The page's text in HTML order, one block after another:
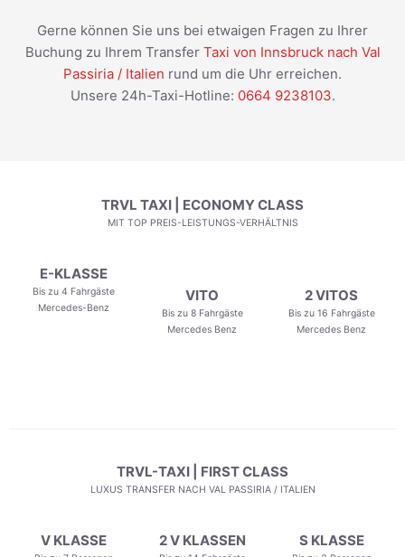
Gerne können Sie uns bei etwaigen Fragen zu Ihrer
Buchung zu Ihrem Transfer Taxi von Innsbruck nach Val
Passiria / Italien rund um die Uhr erreichen.
Unsere 24h-Taxi-Hotline: 0664 9238103.
TRVL TAXI | ECONOMY CLASS
MIT TOP PREIS-LEISTUNGS-VERHÄLTNIS
E-KLASSE
Bis zu 4 Fahrgäste
Mercedes-Benz
VITO
Bis zu 8 Fahrgäste
Mercedes Benz
2 VITOS
Bis zu 16 Fahrgäste
Mercedes Benz
TRVL-TAXI | FIRST CLASS
LUXUS TRANSFER NACH VAL PASSIRIA / ITALIEN
V KLASSE 2 V KLASSEN S KLASSE